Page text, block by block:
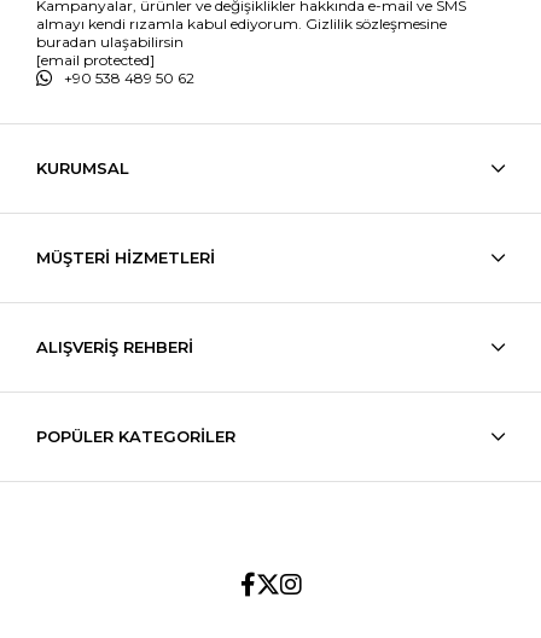
Kampanyalar, ürünler ve değişiklikler hakkında e-mail ve SMS
almayı kendi rızamla kabul ediyorum. Gizlilik sözleşmesine
buradan ulaşabilirsin
[email protected]
+90 538 489 50 62
KURUMSAL
MÜŞTERİ HİZMETLERİ
ALIŞVERİŞ REHBERİ
POPÜLER KATEGORİLER